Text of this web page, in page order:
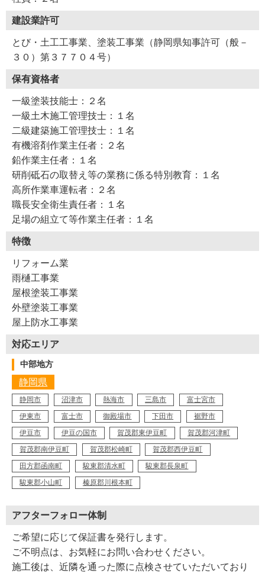
建設業許可
とび・土工工事業、塗装工事業（静岡県知事許可（般－
３０）第３７７０４号）
保有資格者
一級塗装技能士：２名
一級土木施工管理技士：１名
二級建築施工管理技士：１名
有機溶剤作業主任者：２名
鉛作業主任者：１名
研削砥石の取替え等の業務に係る特別教育：１名
高所作業車運転者：２名
職長安全衛生責任者：１名
足場の組立て等作業主任者：１名
特徴
リフォーム業
雨樋工事業
屋根塗装工事業
外壁塗装工事業
屋上防水工事業
対応エリア
中部地方
静岡県
静岡市 沼津市 熱海市 三島市
富士宮市
伊東市
富士市 御殿場市 下田市
裾野市
伊豆市
伊豆の国市 賀茂郡東伊豆町
賀茂郡河津町
賀茂郡南伊豆町
賀茂郡松崎町
賀茂郡西伊豆町
田方郡函南町
駿東郡清水町
駿東郡長泉町
駿東郡小山町
榛原郡川根本町
アフターフォロー体制
ご希望に応じて保証書を発行します。
ご不明点は、お気軽にお問い合わせください。
施工後は、近隣を通った際に点検させていただいており